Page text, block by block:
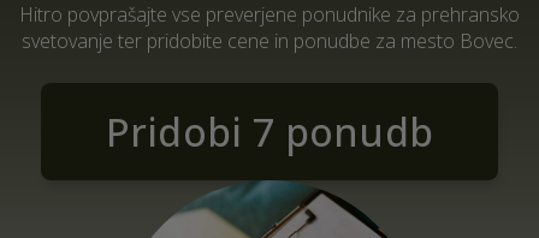
Hitro povprašajte vse preverjene ponudnike za prehransko
svetovanje ter pridobite cene in ponudbe za mesto Bovec.
Pridobi 7 ponudb